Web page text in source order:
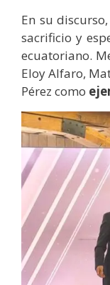
En su
sacrificio y
ecuatoriano.
Eloy Alfaro,
Pérez como